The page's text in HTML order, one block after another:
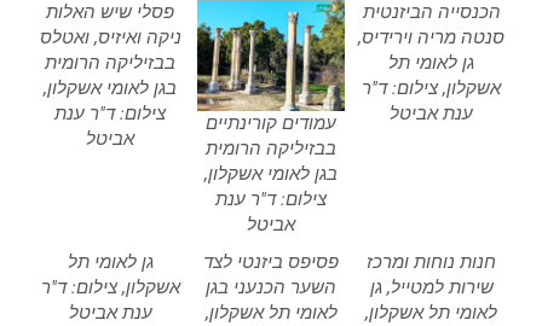
הכנסייה הביזנטית
סנטה מריה וירידיס,
גן לאומי תל
אשקלון, צילום: ד"ר
ענת אביטל
עמודים קורינתיים
בבזיליקה הרומית
בגן לאומי אשקלון,
צילום: ד"ר ענת
אביטל
פסלי שיש האלות
ניקה ואיזיס, ואטלס
בבזיליקה הרומית
בגן לאומי אשקלון,
צילום: ד"ר ענת
אביטל
חנות נוחות ומרכז
שירות למטייל, גן
לאומי תל אשקלון,
פסיפס ביזנטי לצד
השער הכנעני בגן
לאומי תל אשקלון,
גן לאומי תל
אשקלון, צילום: ד"ר
ענת אביטל